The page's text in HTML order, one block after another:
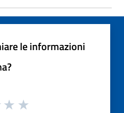
le informazioni